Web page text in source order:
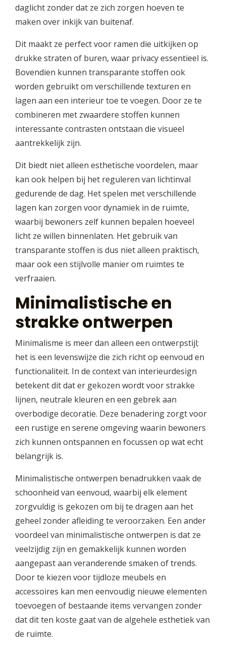
daglicht zonder dat ze zich zorgen hoeven te
maken over inkijk van buitenaf.
Dit maakt ze perfect voor ramen die uitkijken op
drukke straten of buren, waar privacy essentieel is.
Bovendien kunnen transparante stoffen ook
worden gebruikt om verschillende texturen en
lagen aan een interieur toe te voegen. Door ze te
combineren met zwaardere stoffen kunnen
interessante contrasten ontstaan die visueel
aantrekkelijk zijn.
Dit biedt niet alleen esthetische voordelen, maar
kan ook helpen bij het reguleren van lichtinval
gedurende de dag. Het spelen met verschillende
lagen kan zorgen voor dynamiek in de ruimte,
waarbij bewoners zelf kunnen bepalen hoeveel
licht ze willen binnenlaten. Het gebruik van
transparante stoffen is dus niet alleen praktisch,
maar ook een stijlvolle manier om ruimtes te
verfraaien.
Minimalistische en
strakke ontwerpen
Minimalisme is meer dan alleen een ontwerpstijl;
het is een levenswijze die zich richt op eenvoud en
functionaliteit. In de context van interieurdesign
betekent dit dat er gekozen wordt voor strakke
lijnen, neutrale kleuren en een gebrek aan
overbodige decoratie. Deze benadering zorgt voor
een rustige en serene omgeving waarin bewoners
zich kunnen ontspannen en focussen op wat echt
belangrijk is.
Minimalistische ontwerpen benadrukken vaak de
schoonheid van eenvoud, waarbij elk element
zorgvuldig is gekozen om bij te dragen aan het
geheel zonder afleiding te veroorzaken. Een ander
voordeel van minimalistische ontwerpen is dat ze
veelzijdig zijn en gemakkelijk kunnen worden
aangepast aan veranderende smaken of trends.
Door te kiezen voor tijdloze meubels en
accessoires kan men eenvoudig nieuwe elementen
toevoegen of bestaande items vervangen zonder
dat dit ten koste gaat van de algehele esthetiek van
de ruimte.